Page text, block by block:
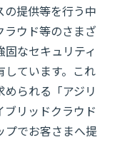
の提供等を行う中
ラウド等のさまざ
なセキュリティ
しています。これ
られる「アジリ
リッドクラウド
プでお客さまへ提